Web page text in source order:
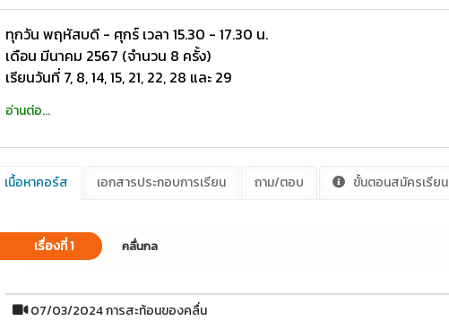
ทุกวัน พฤหัสบดี - ศุกร์ เวลา 15.30 - 17.30 น.
เดือน มีนาคม 2567 (จำนวน 8 ครั้ง)
เรียนวันที่ 7, 8, 14, 15, 21, 22, 28 และ 29
อ่านต่อ...
เนื้อหาคอร์ส เอกสารประกอบการเรียน ถาม/ตอบ ขั้นตอนสมัครเรียน
เรื่องที่ 1 คลื่นกล
07/03/2024 การสะท้อนของคลื่น